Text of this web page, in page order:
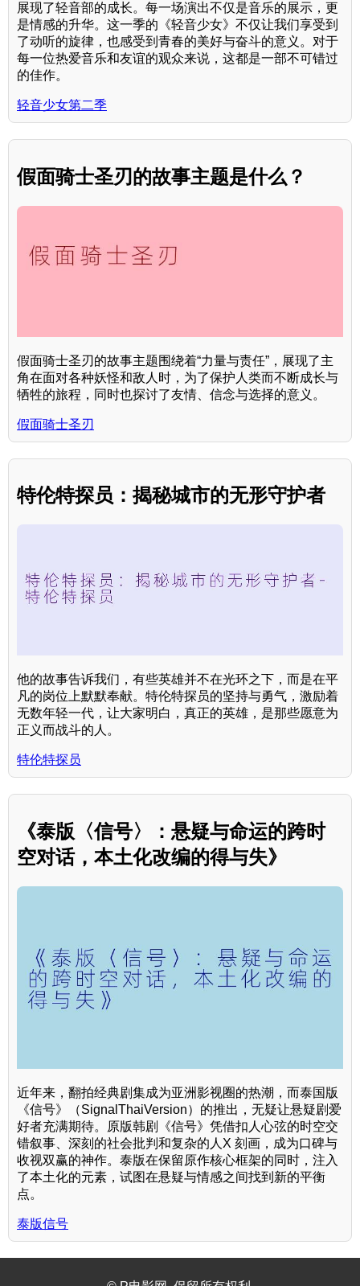
展现了轻音部的成长。每一场演出不仅是音乐的展示，更
是情感的升华。这一季的《轻音少女》不仅让我们享受到
了动听的旋律，也感受到青春的美好与奋斗的意义。对于
每一位热爱音乐和友谊的观众来说，这都是一部不可错过
的佳作。
轻音少女第二季
假面骑士圣刃的故事主题是什么？
假面骑士圣刃的故事主题围绕着“力量与责任”，展现了主
角在面对各种妖怪和敌人时，为了保护人类而不断成长与
牺牲的旅程，同时也探讨了友情、信念与选择的意义。
假面骑士圣刃
特伦特探员：揭秘城市的无形守护者
他的故事告诉我们，有些英雄并不在光环之下，而是在平
凡的岗位上默默奉献。特伦特探员的坚持与勇气，激励着
无数年轻一代，让大家明白，真正的英雄，是那些愿意为
正义而战斗的人。
特伦特探员
《泰版〈信号〉：悬疑与命运的跨时
空对话，本土化改编的得与失》
近年来，翻拍经典剧集成为亚洲影视圈的热潮，而泰国版
《信号》（SignalThaiVersion）的推出，无疑让悬疑剧爱
好者充满期待。原版韩剧《信号》凭借扣人心弦的时空交
错叙事、深刻的社会批判和复杂的人X 刻画，成为口碑与
收视双赢的神作。泰版在保留原作核心框架的同时，注入
了本土化的元素，试图在悬疑与情感之间找到新的平衡
点。
泰版信号